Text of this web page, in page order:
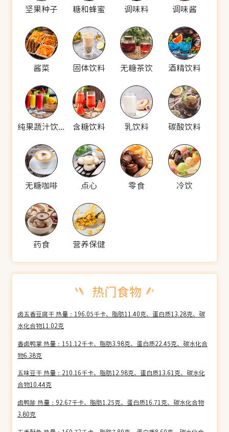
坚果种子 糖和蜂蜜 调味料 调味酱
酱菜 固体饮料 无糖茶饮 酒精饮料
纯果蔬汁饮料 含糖饮料 乳饮料 碳酸饮料
无糖咖啡 点心 零食 冷饮
药食 营养保健
卤五香豆腐干 热量：196.05千卡、脂肪11.40克、蛋白质13.28克、碳
水化合物11.02克
香卤鸭掌 热量：151.12千卡、脂肪3.98克、蛋白质22.45克、碳水化合
物6.38克
五味豆干 热量：210.16千卡、脂肪12.98克、蛋白质13.61克、碳水化
合物10.44克
卤鸭胗 热量：92.67千卡、脂肪1.25克、蛋白质16.71克、碳水化合物
3.80克